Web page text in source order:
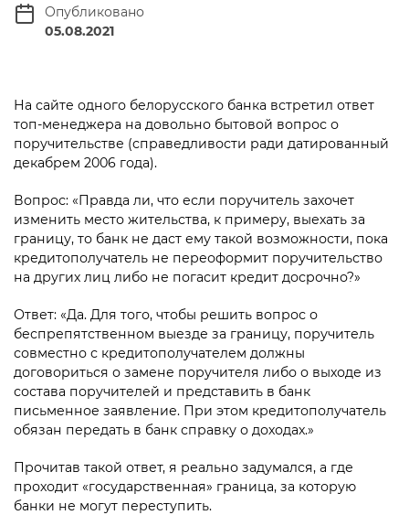
Опубликовано
05.08.2021
На сайте одного белорусского банка встретил ответ
топ-менеджера на довольно бытовой вопрос о
поручительстве (справедливости ради датированный
декабрем 2006 года).
Вопрос: «Правда ли, что если поручитель захочет
изменить место жительства, к примеру, выехать за
границу, то банк не даст ему такой возможности, пока
кредитополучатель не переоформит поручительство
на других лиц либо не погасит кредит досрочно?»
Ответ: «Да. Для того, чтобы решить вопрос о
беспрепятственном выезде за границу, поручитель
совместно с кредитополучателем должны
договориться о замене поручителя либо о выходе из
состава поручителей и представить в банк
письменное заявление. При этом кредитополучатель
обязан передать в банк справку о доходах.»
Прочитав такой ответ, я реально задумался, а где
проходит «государственная» граница, за которую
банки не могут переступить.